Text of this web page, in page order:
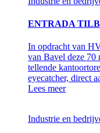
ENTRADA
In opdracht van
van Bavel deze 70
tellende
eyecatcher, direct
Lees meer
Industrie en